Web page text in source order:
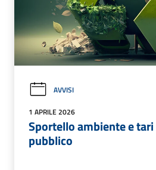
AVVISI
1 APRILE 2026
Sportello ambiente e
pubblico